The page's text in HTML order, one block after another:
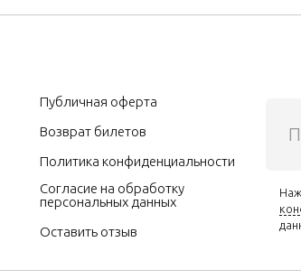
Публичная оферта
Возврат билетов
Политика конфиденциальности
Согласие на обработку
персональных данных
Оставить отзыв